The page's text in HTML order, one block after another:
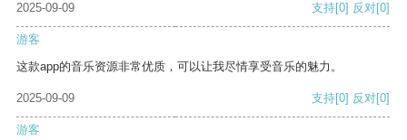
2025-09-09 支持[0] 反对[0]
游客
这款app的音乐资源非常优质，可以让我尽情享受音乐的魅力。
2025-09-09 支持[0] 反对[0]
游客